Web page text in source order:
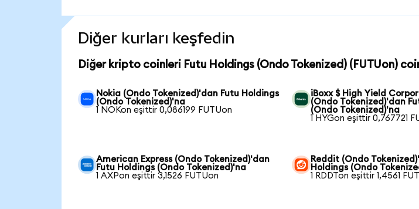
Diğer kurları keşfedin
Diğer kripto coinleri Futu Holdings (Ondo Tokenized) (FUTUon)
Nokia (Ondo Tokenized)'dan Futu Holdings
(Ondo Tokenized)'na
1 NOKon eşittir 0,086199 FUTUon
iBoxx $ High Yield
(Ondo Tokenized)'dan
(Ondo Tokenized)'na
1 HYGon eşittir 0,767721
American Express (Ondo Tokenized)'dan
Futu Holdings (Ondo Tokenized)'na
1 AXPon eşittir 3,1526 FUTUon
Reddit (Ondo
Holdings (Ondo
1 RDDTon eşittir 1,4561